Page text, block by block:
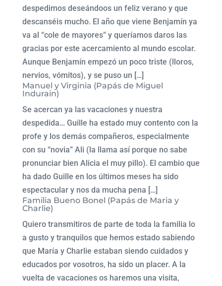
despedimos deseándoos un feliz verano y que
descanséis mucho. El año que viene Benjamín ya
va al “cole de mayores” y queríamos daros las
gracias por este acercamiento al mundo escolar.
Aunque Benjamín empezó un poco triste (lloros,
nervios, vómitos), y se puso un […]
Manuel y Virginia (Papás de Miguel
Indurain)
Se acercan ya las vacaciones y nuestra
despedida… Guille ha estado muy contento con la
profe y los demás compañeros, especialmente
con su “novia” Ali (la llama así porque no sabe
pronunciar bien Alicia el muy pillo). El cambio que
ha dado Guille en los últimos meses ha sido
espectacular y nos da mucha pena […]
Familia Bueno Bonel (Papás de Maria y
Charlie)
Quiero transmitiros de parte de toda la familia lo
a gusto y tranquilos que hemos estado sabiendo
que María y Charlie estaban siendo cuidados y
educados por vosotros, ha sido un placer. A la
vuelta de vacaciones os haremos una visita,